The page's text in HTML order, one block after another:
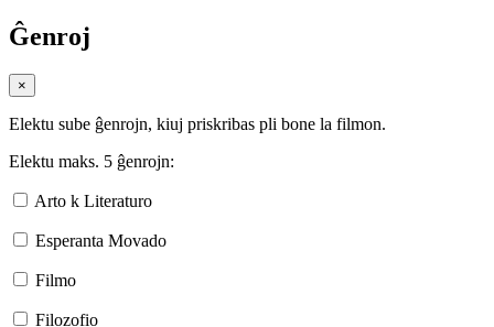
Ĝenroj
×
Elektu sube ĝenrojn, kiuj priskribas pli bone la filmon.
Elektu maks. 5 ĝenrojn:
Arto k Literaturo
Esperanta Movado
Filmo
Filozofio